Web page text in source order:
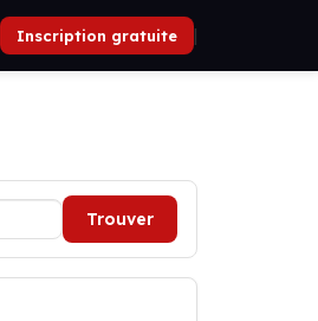
Inscription gratuite |
Trouver